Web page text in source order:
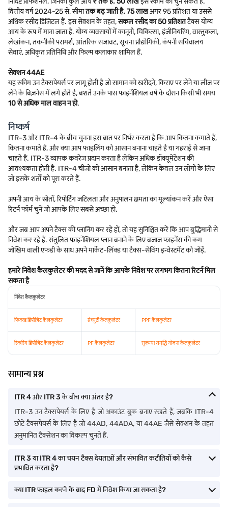
वित्तीय वर्ष 2024-25 से, सीमातक बढ़ जाती है. 75 लाखअगर 95 प्रतिशत या उससे
अधिक रसीद डिजिटल हैं. इस सेक्शन के तहत,सकल रसीद का 50 प्रतिशतटैक्स योग्य
आय के रूप में माना जाता है. योग्य व्यवसायों में कानूनी, चिकित्सा, इंजीनियरिंग, वास्तुकला,
लेखांकन, तकनीकी परामर्श, आंतरिक सजावट, सूचना प्रौद्योगिकी, कंपनी सचिवालय
सेवाएं, अधिकृत प्रतिनिधि और फिल्म कलाकार शामिल हैं.
सेक्शन 44AE
यह स्कीम उन टैक्सपेयर्स पर लागू होती है जो सामान को खरीदने, किराए पर लेने या लीज पर
लेने के बिज़नेस में लगे होते हैं, बशर्ते उनके पास फाइनेंशियल वर्ष के दौरान किसी भी समय
10 से अधिक माल वाहन न हो.
निष्कर्ष
ITR-3 और ITR-4 के बीच चुनना इस बात पर निर्भर करता है कि आप कितना कमाते हैं,
कितना कमाते हैं, और क्या आप फाइलिंग को आसान बनाना चाहते हैं या गहराई से जाना
चाहते हैं. ITR-3 व्यापक कवरेज प्रदान करता है लेकिन अधिक डॉक्यूमेंटेशन की
आवश्यकता होती है. ITR-4 चीजों को आसान बनाता है, लेकिन केवल उन लोगों के लिए
जो इसके शर्तों को पूरा करते हैं.
अपनी आय के स्रोतों, रिपोर्टिंग जटिलता और अनुपालन क्षमता का मूल्यांकन करें और ऐसा
रिटर्न फॉर्म चुनें जो आपके लिए सबसे अच्छा हो.
और जब आप अपने टैक्स की प्लानिंग कर रहे हों, तो यह सुनिश्चित करें कि आप बुद्धिमानी से
निवेश कर रहे हैं. संतुलित फाइनेंशियल प्लान बनाने के लिए बजाज फाइनेंस की कम
जोखिम वाली एफडी के साथ अपने मार्केट-लिंक्ड या टैक्स-सेविंग इन्वेस्टमेंट को जोड़ें.
हमारे निवेश कैलकुलेटर की मदद से जानें कि आपके निवेश पर लगभग कितना रिटर्न मिल
सकता है
निवेश कैलकुलेटर
फिक्स्ड डिपॉज़िट कैलकुलेटर ग्रेच्युटी कैलकुलेटर PPF कैलकुलेटर
रिकरिंग डिपॉज़िट कैलकुलेटर PF कैलकुलेटर सुकन्या समृद्धि योजना कैलकुलेटर
सामान्य प्रश्न
ITR 4 और ITR 3 के बीच क्या अंतर है?
ITR-3 उन टैक्सपेयर्स के लिए है जो अकाउंट बुक बनाए रखते हैं, जबकि ITR-4
छोटे टैक्सपेयर्स के लिए है जो 44AD, 44ADA, या 44AE जैसे सेक्शन के तहत
अनुमानित टैक्सेशन का विकल्प चुनते हैं.
ITR 3 या ITR 4 का चयन टैक्स देयताओं और संभावित कटौतियों को कैसे
प्रभावित करता है?
क्या ITR फाइल करने के बाद FD में निवेश किया जा सकता है?